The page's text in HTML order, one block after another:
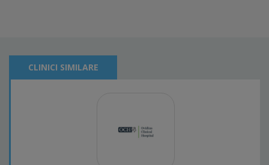
CLINICI SIMILARE